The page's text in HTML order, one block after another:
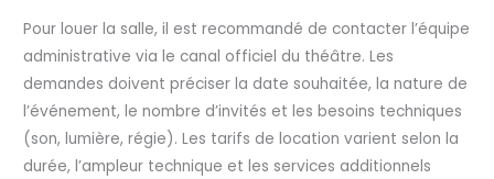
Pour louer la salle, il est recommandé de contacter l’équipe
administrative via le canal officiel du théâtre. Les
demandes doivent préciser la date souhaitée, la nature de
l’événement, le nombre d’invités et les besoins techniques
(son, lumière, régie). Les tarifs de location varient selon la
durée, l’ampleur technique et les services additionnels